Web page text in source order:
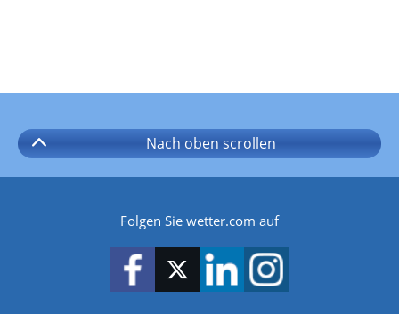
Nach oben scrollen
Folgen Sie wetter.com auf